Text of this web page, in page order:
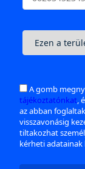
A gomb
tájékoztatónkat,
az abban
visszavonásig
tiltakozhat
kérheti